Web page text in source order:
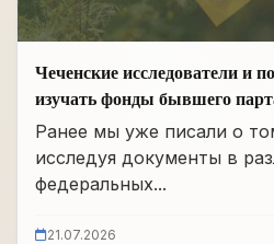
Чеченские исследователи и
изучать фонды бывшего
Ранее мы уже писали о
исследуя документы в
федеральных...
21.07.2026